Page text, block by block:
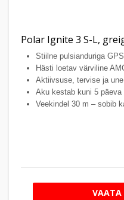
Polar Ignite 3 S-L,
Stiilne pulsianduriga
Hästi loetav värviline
Aktiivsuse, tervise ja
Aku kestab kuni 5 päeva
Veekindel 30 m – sobib
VAATA